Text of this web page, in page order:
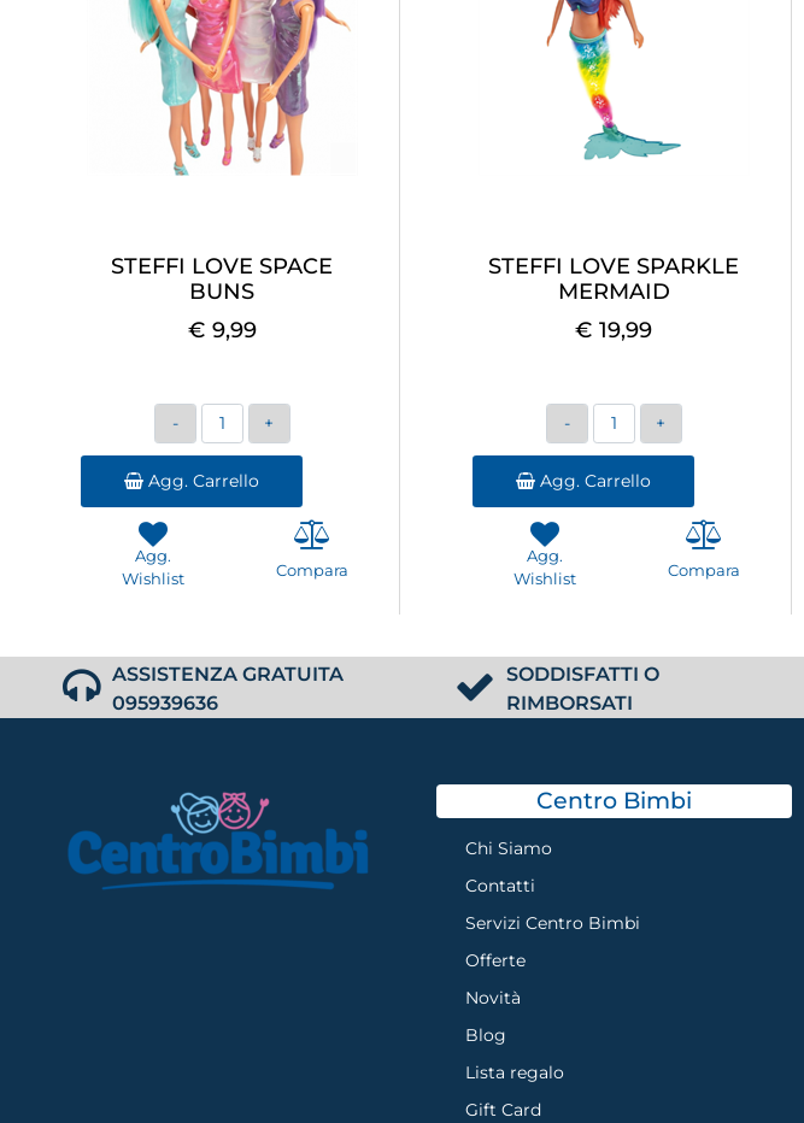
STEFFI LOVE SPACE
BUNS
€ 9,99
Quantità
Agg. Carrello
Agg.
Wishlist
Compara
STEFFI LOVE SPARKLE
MERMAID
€ 19,99
Quantità
Agg. Carrello
Agg.
Wishlist
Compara
ASSISTENZA GRATUITA
095939636
SODDISFATTI O
RIMBORSATI
Centro Bimbi
Chi Siamo
Contatti
Servizi Centro Bimbi
Offerte
Novità
Blog
Lista regalo
Gift Card